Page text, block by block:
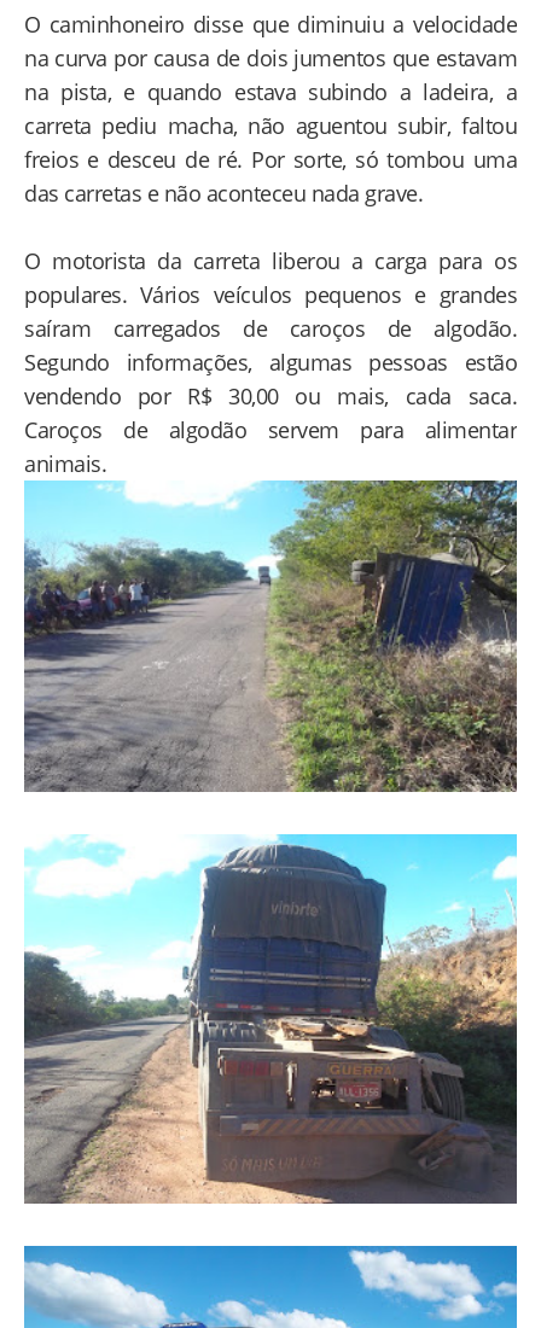
O caminhoneiro disse que diminuiu a velocidade
na curva por causa de dois jumentos que estavam
na pista, e quando estava subindo a ladeira, a
carreta pediu macha, não aguentou subir, faltou
freios e desceu de ré. Por sorte, só tombou uma
das carretas e não aconteceu nada grave.
O motorista da carreta liberou a carga para os
populares. Vários veículos pequenos e grandes
saíram carregados de caroços de algodão.
Segundo informações, algumas pessoas estão
vendendo por R$ 30,00 ou mais, cada saca.
Caroços de algodão servem para alimentar
animais.